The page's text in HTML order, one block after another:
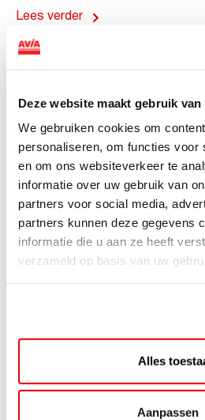
Deze website maakt gebruik van
We gebruiken cookies om
personaliseren, om functies voor
en om ons websiteverkeer te
informatie over uw gebruik van
partners voor social media,
partners kunnen deze gegevens
informatie die u aan ze heeft
verzameld op basis van uw
Alles
Aanpassen
Lees verder
ACTIE
Lees verder